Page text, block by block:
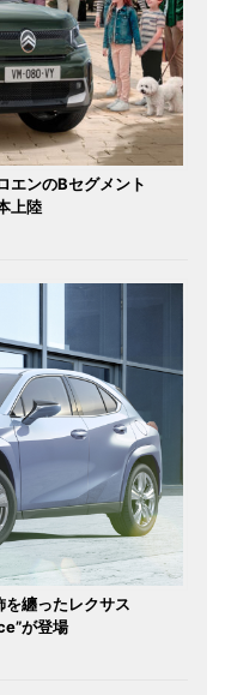
エンのBセグメント
上陸
纏ったレクサス
が登場